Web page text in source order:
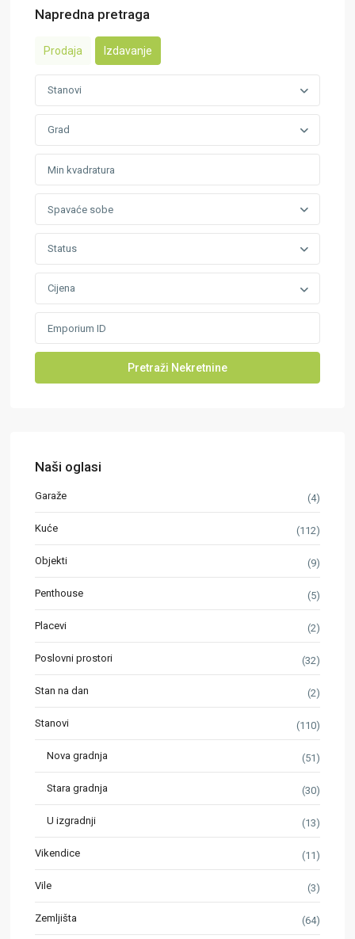
Napredna pretraga
Prodaja Izdavanje
Stanovi
Grad
Spavaće sobe
Status
Cijena
Naši oglasi
Garaže (4)
Kuće (112)
Objekti (9)
Penthouse (5)
Placevi (2)
Poslovni prostori (32)
Stan na dan (2)
Stanovi (110)
Nova gradnja (51)
Stara gradnja (30)
U izgradnji (13)
Vikendice (11)
Vile (3)
Zemljišta (64)